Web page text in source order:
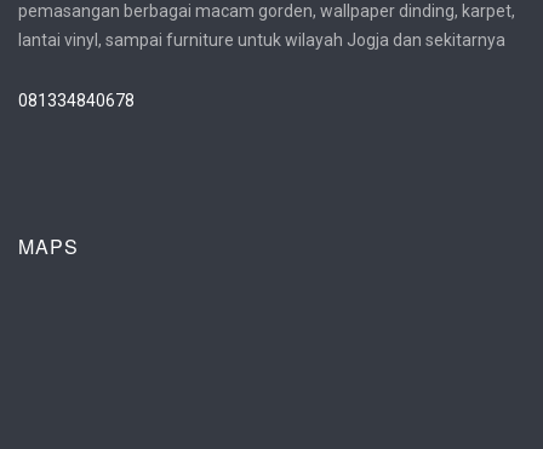
pemasangan berbagai macam gorden, wallpaper dinding, karpet,
lantai vinyl, sampai furniture untuk wilayah Jogja dan sekitarnya
081334840678
MAPS